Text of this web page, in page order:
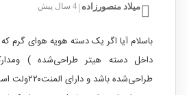
میلاد منصورزاده 4 سال پیش
باسلام آیا اگر یک دسته هویه هوای گرم
داخل دسته هیتر طراحی‌شده )
طراحی‌شده